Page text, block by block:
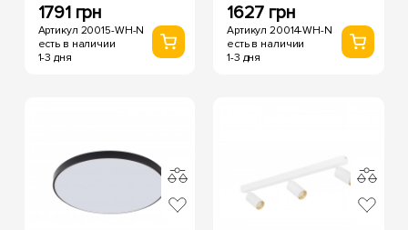
1791 грн
Артикул 20015-WH-N
есть в наличии
1-3 дня
1627 грн
Артикул 20014-WH-N
есть в наличии
1-3 дня